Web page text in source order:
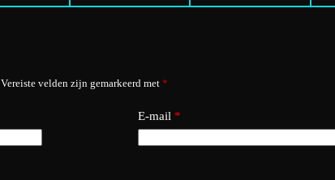
Vereiste velden zijn gemarkeerd met *
E-mail *